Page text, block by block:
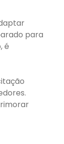
para
é